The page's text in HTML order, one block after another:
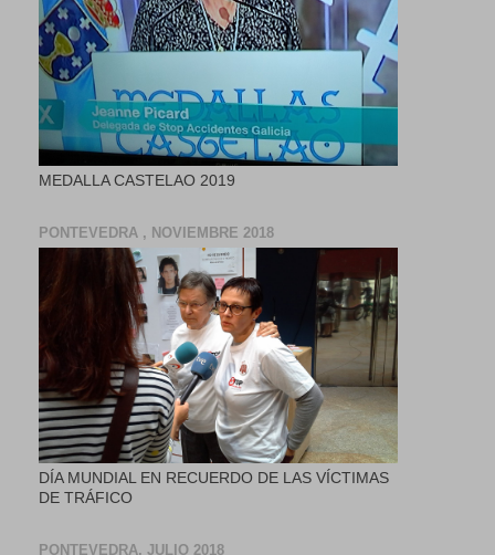
MEDALLA CASTELAO 2019
PONTEVEDRA , NOVIEMBRE 2018
DÍA MUNDIAL EN RECUERDO DE LAS VÍCTIMAS
DE TRÁFICO
PONTEVEDRA, JULIO 2018